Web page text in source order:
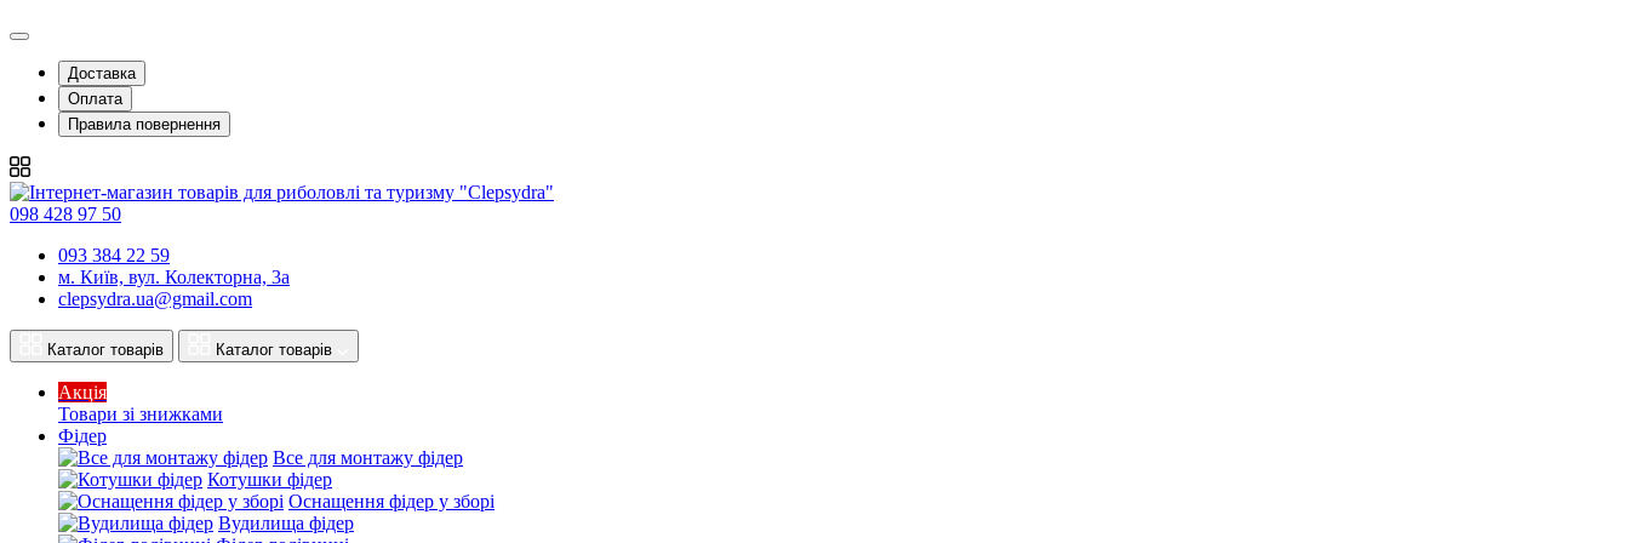
Доставка
Оплата
Правила повернення
098 428 97 50
093 384 22 59
м. Київ, вул. Колекторна, 3а
clepsydra.ua@gmail.com
Каталог товарів Каталог товарів
Акція
Товари зі знижками
Фідер
Все для монтажу фідер
Котушки фідер
Оснащення фідер у зборі
Вудилища фідер